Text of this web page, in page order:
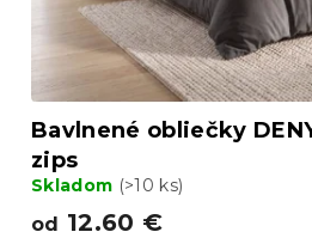
Bavlnené obliečky
zips
Skladom (>10 ks)
od 12.60 €